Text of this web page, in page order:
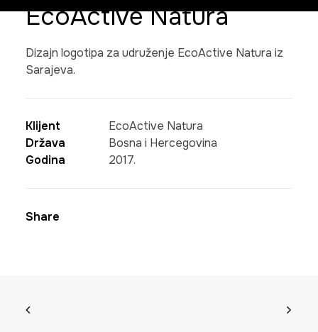
EcoActive Natura
Dizajn logotipa za udruženje EcoActive Natura iz
Sarajeva.
Klijent
EcoActive Natura
Država
Bosna i Hercegovina
Godina
2017.
Share